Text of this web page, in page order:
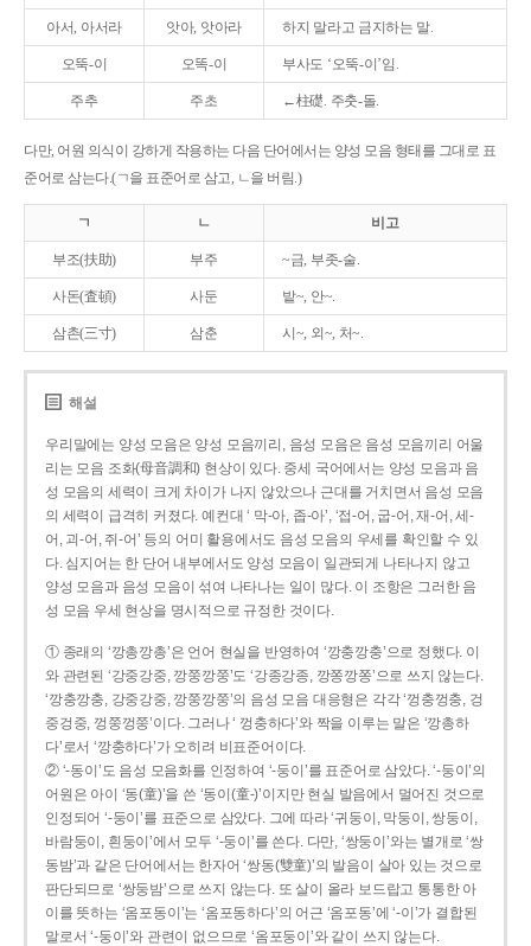
아서, 아서라 앗아, 앗아라 하지 말라고 금지하는 말.
오뚝-이 오똑-이 부사도 ‘오뚝-이’임.
주추 주초 ←柱礎. 주춧-돌.
다만, 어원 의식이 강하게 작용하는 다음 단어에서는 양성 모음 형태를 그대로 표
준어로 삼는다.(ㄱ을 표준어로 삼고, ㄴ을 버림.)
ㄱ ㄴ 비고
부조(扶助) 부주 ~금, 부좃-술.
사돈(査頓) 사둔 밭~, 안~.
삼촌(三寸) 삼춘 시~, 외~, 처~.
해설
우리말에는 양성 모음은 양성 모음끼리, 음성 모음은 음성 모음끼리 어울
리는 모음 조화(母音調和) 현상이 있다. 중세 국어에서는 양성 모음과 음
성 모음의 세력이 크게 차이가 나지 않았으나 근대를 거치면서 음성 모음
의 세력이 급격히 커졌다. 예컨대 ‘ 막-아, 좁-아’, ‘접-어, 굽-어, 재-어, 세-
어, 괴-어, 쥐-어’ 등의 어미 활용에서도 음성 모음의 우세를 확인할 수 있
다. 심지어는 한 단어 내부에서도 양성 모음이 일관되게 나타나지 않고
양성 모음과 음성 모음이 섞여 나타나는 일이 많다. 이 조항은 그러한 음
성 모음 우세 현상을 명시적으로 규정한 것이다.
① 종래의 ‘깡총깡총’은 언어 현실을 반영하여 ‘깡충깡충’으로 정했다. 이
와 관련된 ‘강중강중, 깡쭝깡쭝’도 ‘강종강종, 깡쫑깡쫑’으로 쓰지 않는다.
‘깡충깡충, 강중강중, 깡쭝깡쭝’의 음성 모음 대응형은 각각 ‘껑충껑충, 겅
중겅중, 껑쭝껑쭝’이다. 그러나 ‘ 껑충하다’와 짝을 이루는 말은 ‘깡총하
다’로서 ‘깡충하다’가 오히려 비표준어이다.
② ‘-동이’도 음성 모음화를 인정하여 ‘-둥이’를 표준어로 삼았다. ‘-둥이’의
어원은 아이 ‘동(童)’을 쓴 ‘동이(童-)’이지만 현실 발음에서 멀어진 것으로
인정되어 ‘-둥이’를 표준으로 삼았다. 그에 따라 ‘귀둥이, 막둥이, 쌍둥이,
바람둥이, 흰둥이’에서 모두 ‘-둥이’를 쓴다. 다만, ‘쌍둥이’와는 별개로 ‘쌍
동밤’과 같은 단어에서는 한자어 ‘쌍동(雙童)’의 발음이 살아 있는 것으로
판단되므로 ‘쌍둥밤’으로 쓰지 않는다. 또 살이 올라 보드랍고 통통한 아
이를 뜻하는 ‘옴포동이’는 ‘옴포동하다’의 어근 ‘옴포동’에 ‘-이’가 결합된
말로서 ‘-둥이’와 관련이 없으므로 ‘옴포둥이’와 같이 쓰지 않는다.